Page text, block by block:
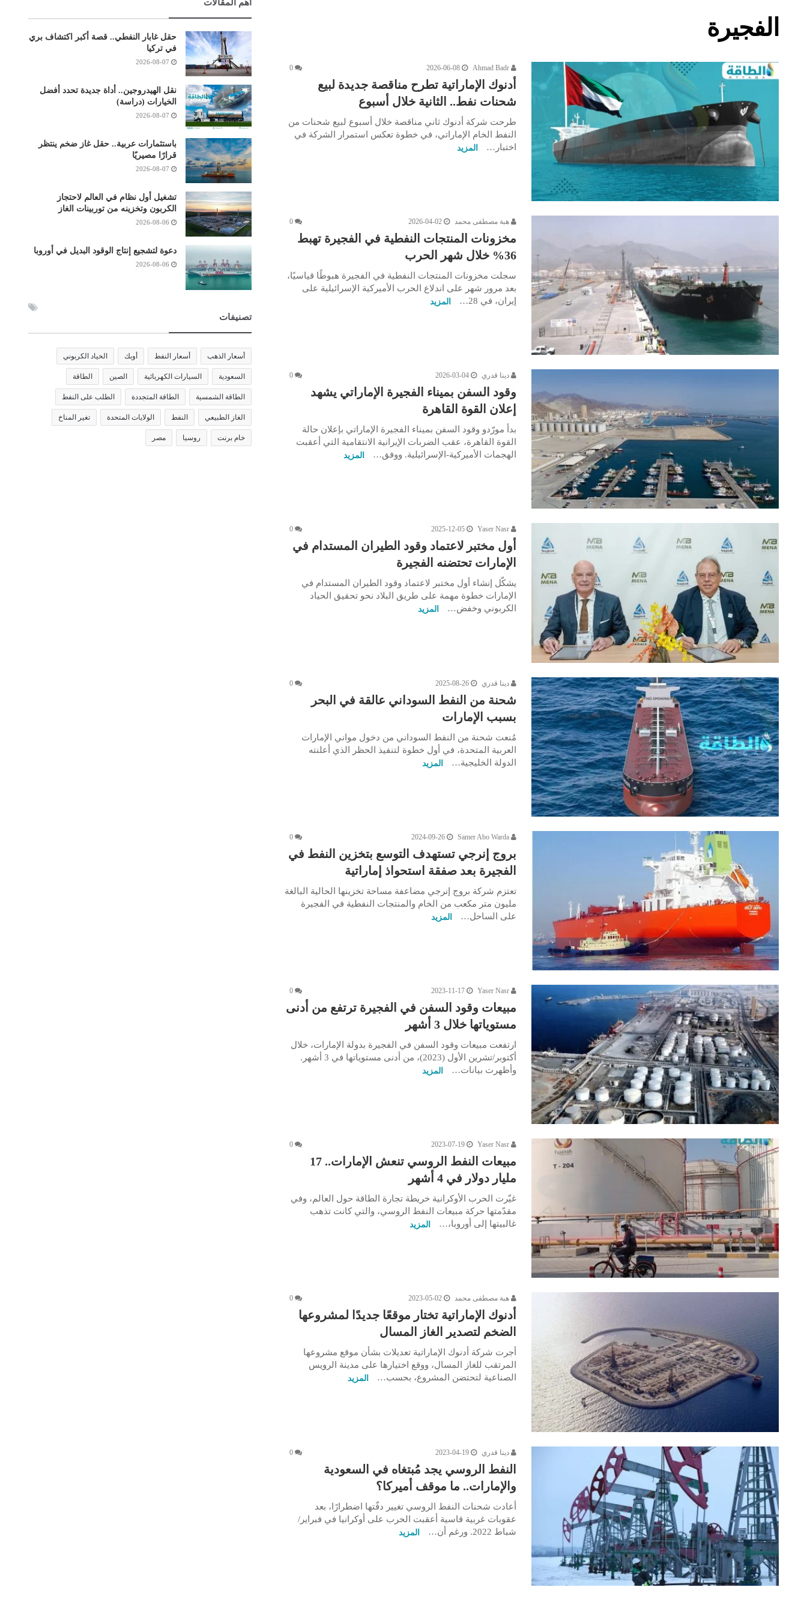
الفجيرة
Ahmad Badr
2026-06-08
0
أدنوك الإماراتية تطرح مناقصة جديدة لبيع
شحنات نفط.. الثانية خلال أسبوع
طرحت شركة أدنوك ثاني مناقصة خلال أسبوع لبيع شحنات من
النفط الخام الإماراتي، في خطوة تعكس استمرار الشركة في
اختبار…
المزيد
هبة مصطفى محمد 2026-04-02
0
مخزونات المنتجات النفطية في الفجيرة تهبط
36% خلال شهر الحرب
سجلت مخزونات المنتجات النفطية في الفجيرة هبوطًا قياسيًا،
بعد مرور شهر على اندلاع الحرب الأميركية الإسرائيلية على
إيران، في 28…
المزيد
دينا قدري 2026-03-04
0
وقود السفن بميناء الفجيرة الإماراتي يشهد
إعلان القوة القاهرة
بدأ مورّدو وقود السفن بميناء الفجيرة الإماراتي بإعلان حالة
القوة القاهرة، عقب الضربات الإيرانية الانتقامية التي أعقبت
الهجمات الأميركية-الإسرائيلية. ووفق…
المزيد
Yaser Nasr
2025-12-05
0
أول مختبر لاعتماد وقود الطيران المستدام في
الإمارات تحتضنه الفجيرة
يشكّل إنشاء أول مختبر لاعتماد وقود الطيران المستدام في
الإمارات خطوة مهمة على طريق البلاد نحو تحقيق الحياد
الكربوني وخفض…
المزيد
دينا قدري 2025-08-26
0
شحنة من النفط السوداني عالقة في البحر
بسبب الإمارات
مُنعت شحنة من النفط السوداني من دخول مواني الإمارات
العربية المتحدة، في أول خطوة لتنفيذ الحظر الذي أعلنته
الدولة الخليجية…
المزيد
Samer Abo Warda
2024-09-26
0
بروج إنرجي تستهدف التوسع بتخزين النفط في
الفجيرة بعد صفقة استحواذ إماراتية
تعتزم شركة بروج إنرجي مضاعفة مساحة تخزينها الحالية البالغة
مليون متر مكعب من الخام والمنتجات النفطية في الفجيرة
على الساحل…
المزيد
Yaser Nasr
2023-11-17
0
مبيعات وقود السفن في الفجيرة ترتفع من أدنى
مستوياتها خلال 3 أشهر
ارتفعت مبيعات وقود السفن في الفجيرة بدولة الإمارات، خلال
أكتوبر/تشرين الأول (2023)، من أدنى مستوياتها في 3 أشهر.
وأظهرت بيانات…
المزيد
Yaser Nasr
2023-07-19
0
مبيعات النفط الروسي تنعش الإمارات.. 17
مليار دولار في 4 أشهر
غيّرت الحرب الأوكرانية خريطة تجارة الطاقة حول العالم، وفي
مقدّمتها حركة مبيعات النفط الروسي، والتي كانت تذهب
غالبيتها إلى أوروبا،…
المزيد
هبة مصطفى محمد 2023-05-02
0
أدنوك الإماراتية تختار موقعًا جديدًا لمشروعها
الضخم لتصدير الغاز المسال
أجرت شركة أدنوك الإماراتية تعديلات بشأن موقع مشروعها
المرتقب للغاز المسال، ووقع اختيارها على مدينة الرويس
الصناعية لتحتضن المشروع، بحسب…
المزيد
دينا قدري 2023-04-19
0
النفط الروسي يجد مُبتغاه في السعودية
والإمارات.. ما موقف أميركا؟
أعادت شحنات النفط الروسي تغيير دفّتها اضطرارًا، بعد
عقوبات غربية قاسية أعقبت الحرب على أوكرانيا في فبراير/
شباط 2022. ورغم أن…
المزيد
أهم المقالات
حقل غابار النفطي.. قصة أكبر اكتشاف بري
في تركيا
2026-08-07
نقل الهيدروجين.. أداة جديدة تحدد أفضل
الخيارات (دراسة)
2026-08-07
باستثمارات عربية.. حقل غاز ضخم ينتظر
قرارًا مصيريًا
2026-08-07
تشغيل أول نظام في العالم لاحتجاز
الكربون وتخزينه من توربينات الغاز
2026-08-06
دعوة لتشجيع إنتاج الوقود البديل في أوروبا
2026-08-06
تصنيفات
أسعار الذهب أسعار النفط أوبك الحياد الكربوني
السعودية السيارات الكهربائية الصين الطاقة
الطاقة الشمسية الطاقة المتجددة الطلب على النفط
الغاز الطبيعي النفط الولايات المتحدة تغير المناخ
خام برنت روسيا مصر